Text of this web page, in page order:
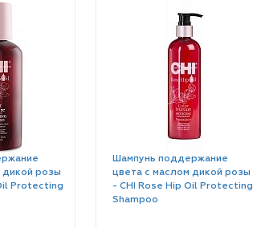
дикой розы
Protecting
Шампунь поддержание
цвета с маслом дикой розы
- CHI Rose Hip Oil Protecting
Shampoo